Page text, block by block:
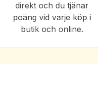
direkt och du tjänar
poäng vid varje köp i
butik och online.